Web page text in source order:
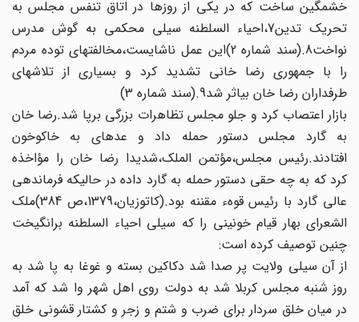
خشمگین ساخت که در یکی از روزها در اتاق تنفس مجلس به
تحریک تدین‏7،احیاء السلطنه‏ سیلی محکمی به گوش مدرس
نواخت‏8.(سند شماره 2)این عمل‏ ناشایست،مخالفت‏های توده مردم
را با جمهوری رضا خانی تشدید کرد و بسیاری از تلاش‏های
طرفداران رضا خان بی‏اثر شد9.(سند شماره 3)
بازار اعتصاب کرد و جلو مجلس تظاهرات بزرگی برپا شد.رضا خان
به‏ گارد مجلس دستور حمله داد و عده‏ای به خاک‏وخون
افتادند.رئیس‏ مجلس،مؤتمن الملک،شدیدا رضا خان را مؤاخذه
کرد که به چه حقی‏ دستور حمله به گارد داده در حالیکه فرماندهی
عالی گارد با رئیس قوهء مقننه بود.(کاتوزیان،1379،ص 384)ملک
الشعرای بهار قیام خونینی را که سیلی احیاء السلطنه برانگیخت
چنین توصیف کرده است:
از آن سیلی ولایت پر صدا شد دکاکین بسته و غوغا به پا شد به
روز شنبه مجلس کربلا شد به دولت روی اهل شهر وا شد که آمد
در میان خلق سردار برای ضرب و شتم و زجر و کشتار قشونی خلق